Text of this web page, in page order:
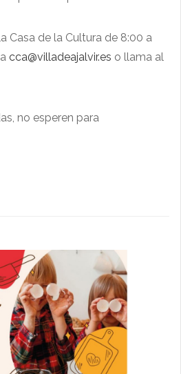
Casa de la Cultura de 8:00 a
cca@villadeajalvir.es o llama al
no esperen para